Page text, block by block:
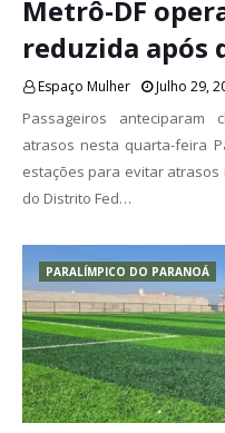
Metrô-DF
reduzida após
Espaço Mulher Julho 29,
Passageiros
atrasos nesta quarta-feira
estações para evitar
do Distrito Fed…
PARALÍMPICO DO PARANOÁ